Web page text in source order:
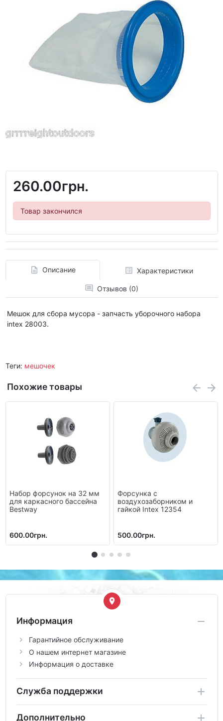
260.00грн.
Товар закончился
Описание Характеристики
Отзывов (0)
Мешок для сбора мусора - запчасть уборочного набора
intex 28003.
Теги: мешочек
Похожие товары
Набор форсунок на 32 мм
для каркасного бассейна
Bestway
600.00грн.
Форсунка с
воздухозаборником и
гайкой Intex 12354
500.00грн.
Информация
Гарантийное обслуживание
О нашем интернет магазине
Информация о доставке
Служба поддержки
Дополнительно